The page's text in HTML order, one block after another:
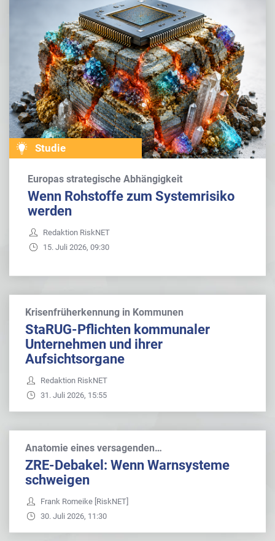
Studie
Europas strategische Abhängigkeit
Wenn Rohstoffe zum Systemrisiko
werden
Redaktion RiskNET
15. Juli 2026, 09:30
Krisenfrüherkennung in Kommunen
StaRUG-Pflichten kommunaler
Unternehmen und ihrer
Aufsichtsorgane
Redaktion RiskNET
31. Juli 2026, 15:55
Anatomie eines versagenden…
ZRE-Debakel: Wenn Warnsysteme
schweigen
Frank Romeike [RiskNET]
30. Juli 2026, 11:30